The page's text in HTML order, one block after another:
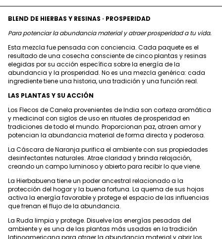
BLEND DE HIERBAS Y RESINAS · PROSPERIDAD
Para potenciar la abundancia material y atraer prosperidad a tu vida.
Esta mezcla fue pensada con conciencia. Cada paquete es el
resultado de una cosecha consciente de cinco plantas y resinas
elegidas por su acción específica sobre la energía de la
abundancia y la prosperidad. No es una mezcla genérica: cada
ingrediente tiene una historia, una tradición y una función real.
LAS PLANTAS Y SU ACCIÓN
Los Flecos de Canela provenientes de India son corteza aromática
y medicinal con siglos de uso en rituales de prosperidad en
tradiciones de todo el mundo. Proporcionan paz, atraen amor y
potencian la abundancia material de forma directa y poderosa.
La Cáscara de Naranja purifica el ambiente con sus propiedades
desinfectantes naturales. Atrae claridad y brinda relajación,
creando un campo luminoso y abierto para recibir lo que viene.
La Hierbabuena tiene un poder ancestral relacionado a la
protección del hogar y la buena fortuna. La quema de sus hojas
activa la energía favorable y protege el espacio de las influencias
que frenan el flujo de la abundancia.
La Ruda limpia y protege. Disuelve las energías pesadas del
ambiente y es una de las plantas más usadas en la tradición
latinoamericana para atraer la abundancia material y abrir los